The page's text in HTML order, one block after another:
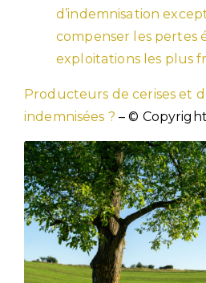
d’indemnisation
compenser les pertes
exploitations les plus
Producteurs de cerises et
indemnisées ? – ©